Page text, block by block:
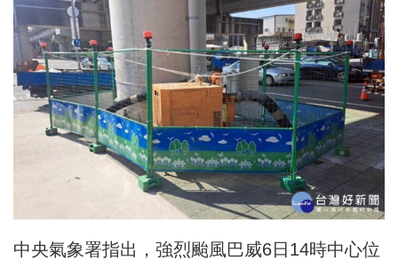
中央氣象署指出，強烈颱風巴威6日14時中心位